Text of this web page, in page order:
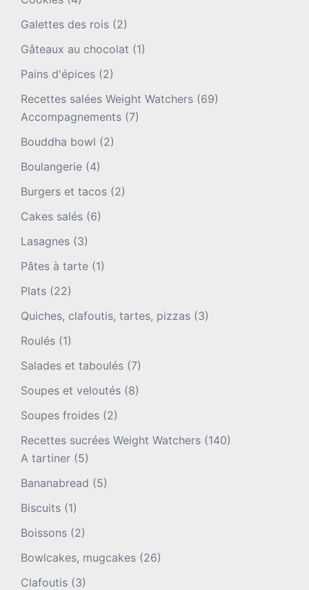
Galettes des rois (2)
Gâteaux au chocolat (1)
Pains d'épices (2)
Recettes salées Weight Watchers (69)
Accompagnements (7)
Bouddha bowl (2)
Boulangerie (4)
Burgers et tacos (2)
Cakes salés (6)
Lasagnes (3)
Pâtes à tarte (1)
Plats (22)
Quiches, clafoutis, tartes, pizzas (3)
Roulés (1)
Salades et taboulés (7)
Soupes et veloutés (8)
Soupes froides (2)
Recettes sucrées Weight Watchers (140)
A tartiner (5)
Bananabread (5)
Biscuits (1)
Boissons (2)
Bowlcakes, mugcakes (26)
Clafoutis (3)